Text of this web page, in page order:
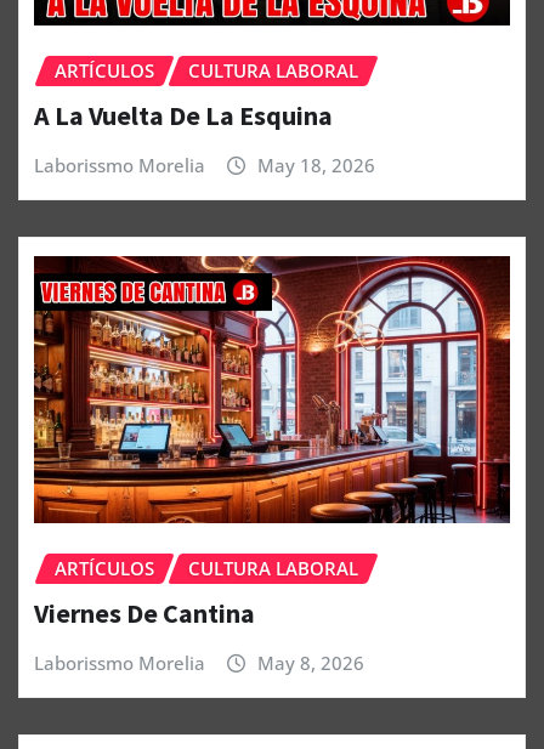
ARTÍCULOS CULTURA LABORAL
A La Vuelta De La Esquina
Laborissmo Morelia May 18, 2026
ARTÍCULOS CULTURA LABORAL
Viernes De Cantina
Laborissmo Morelia May 8, 2026